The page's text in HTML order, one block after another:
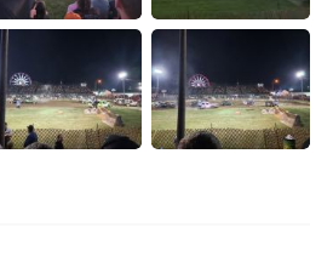
Tiếng Việt